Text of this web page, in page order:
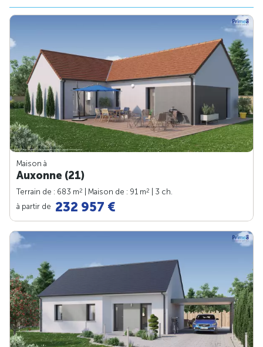
Maison à
Auxonne (21)
Terrain de : 683 m2 | Maison de : 91 m2
| 3 ch.
à partir de 232 957 €